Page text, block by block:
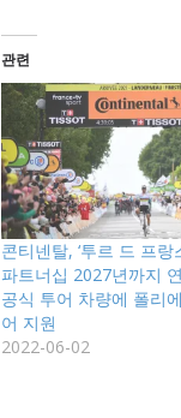
관련
콘티넨탈, ‘투르 드 프랑
파트너십 2027년까지
공식 투어 차량에 폴리
어 지원
2022-06-02